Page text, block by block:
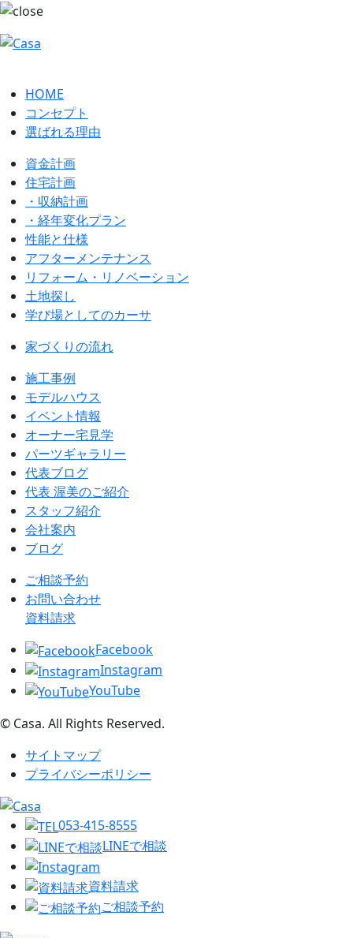
HOME
コンセプト
選ばれる理由
資金計画
住宅計画
・収納計画
・経年変化プラン
性能と仕様
アフターメンテナンス
リフォーム・リノベーション
土地探し
学び場としてのカーサ
家づくりの流れ
施工事例
モデルハウス
イベント情報
オーナー宅見学
パーツギャラリー
代表ブログ
代表 渥美のご紹介
スタッフ紹介
会社案内
ブログ
ご相談予約
お問い合わせ
資料請求
Facebook
Instagram
YouTube
© Casa. All Rights Reserved.
サイトマップ
プライバシーポリシー
053-415-8555
LINEで相談
資料請求
ご相談予約